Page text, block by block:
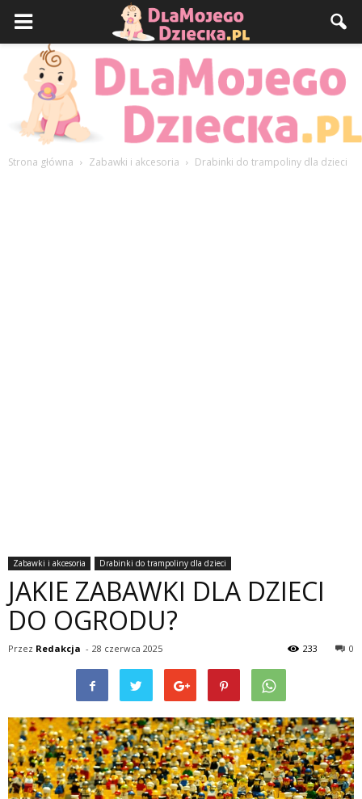
Strona główna Zabawki i akcesoria Drabinki do trampoliny dla dzieci
Zabawki i akcesoria Drabinki do trampoliny dla dzieci
JAKIE ZABAWKI DLA DZIECI
DO OGRODU?
Przez Redakcja - 28 czerwca 2025 0
233